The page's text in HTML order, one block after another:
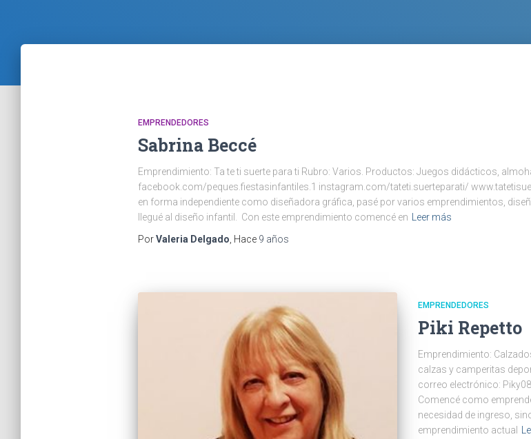
EMPRENDEDORES
Sabrina Beccé
Emprendimiento: Ta te ti suerte para ti Rubro: Varios. Productos: Juegos didácticos,
facebook.com/peques.fiestasinfantiles.1 instagram.com/tateti.suerteparati/
en forma independiente como diseñadora gráfica, pasé por varios emprendimientos,
llegué al diseño infantil. Con este emprendimiento comencé en
Leer más
PorValeria Delgado , Hace 9 años
EMPRENDEDORES
Piki Repetto
Emprendimiento:
calzas y camperitas
correo electrónico:
Comencé como
necesidad de ingreso,
emprendimiento actual